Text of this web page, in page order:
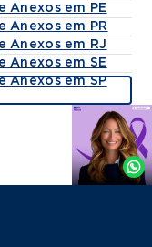
Anexos em PE
Anexos em PR
Anexos em RJ
Anexos em SE
Anexos em SP
Agende
Whatsapp